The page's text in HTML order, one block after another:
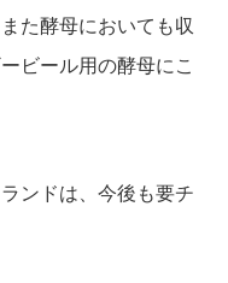
た酵母においても収
ビール用の酵母にこ
ンドは、今後も要チ